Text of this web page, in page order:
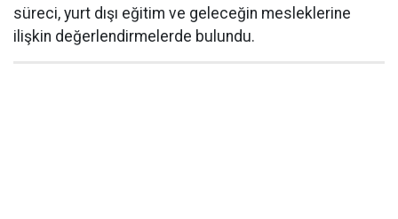
süreci, yurt dışı eğitim ve geleceğin mesleklerine
ilişkin değerlendirmelerde bulundu.